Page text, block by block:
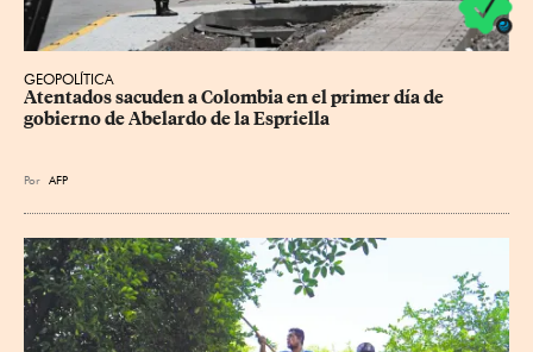
GEOPOLÍTICA
Atentados sacuden a Colombia en el primer día de
gobierno de Abelardo de la Espriella
Por AFP